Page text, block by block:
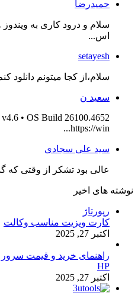
حمیدرضا
سلام و درود کاری به ویندوز
اس...
setayesh
سلام،از کجا میتونم دانلود
سعید ن
• OS Build 26100.4652
https://win...
سید علی سجادی
عالی بود تشکر از وقتی که
نوشته های اخیر
رپورتاژ
کارت ویزیت مناسب وکالت
اکتبر 27, 2025
راهنمای خرید و قیمت سرور
HP
اکتبر 27, 2025